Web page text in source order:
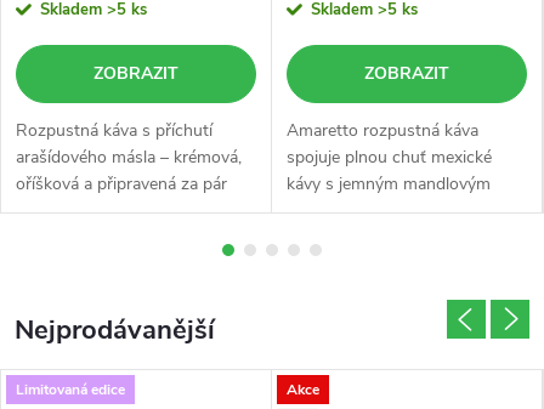
v
i
d
l
d
o
Skladem >5 ks
ZOBRAZIT
Rozpustná káva s příchutí
arašídového másla – krémová,
oříšková a připravená za pár
vteřin. Směs 80 % Arabiky a 20
Skladem >5 ks
ZOBRAZIT
Amaretto rozpustná káva
spojuje plnou chuť mexické
kávy s jemným mandlovým
aroma, které připomíná slavný
Nejprodávanější
Limitovaná edice
Akce